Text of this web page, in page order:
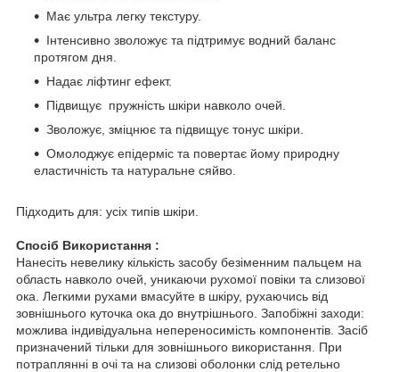
Має ультра легку текстуру.
Інтенсивно зволожує та підтримує водний баланс
протягом дня.
Надає ліфтинг ефект.
Підвищує пружність шкіри навколо очей.
Зволожує, зміцнює та підвищує тонус шкіри.
Омолоджує епідерміс та повертає йому природну
еластичність та натуральне сяйво.
Підходить для: усіх типів шкіри.
Спосіб Використання :
Нанесіть невелику кількість засобу безіменним пальцем на
область навколо очей, уникаючи рухомої повіки та слизової
ока. Легкими рухами вмасуйте в шкіру, рухаючись від
зовнішнього куточка ока до внутрішнього. Запобіжні заходи:
можлива індивідуальна непереносимість компонентів. Засіб
призначений тільки для зовнішнього використання. При
потраплянні в очі та на слизові оболонки слід ретельно